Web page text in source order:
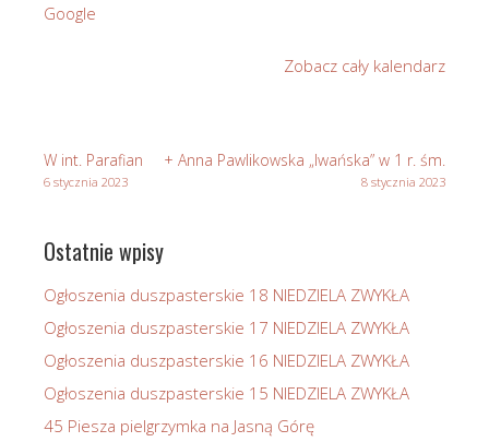
Google
Zobacz cały kalendarz
W int. Parafian
6 stycznia 2023
+ Anna Pawlikowska „Iwańska” w 1 r. śm.
8 stycznia 2023
Ostatnie wpisy
Ogłoszenia duszpasterskie 18 NIEDZIELA ZWYKŁA
Ogłoszenia duszpasterskie 17 NIEDZIELA ZWYKŁA
Ogłoszenia duszpasterskie 16 NIEDZIELA ZWYKŁA
Ogłoszenia duszpasterskie 15 NIEDZIELA ZWYKŁA
45 Piesza pielgrzymka na Jasną Górę